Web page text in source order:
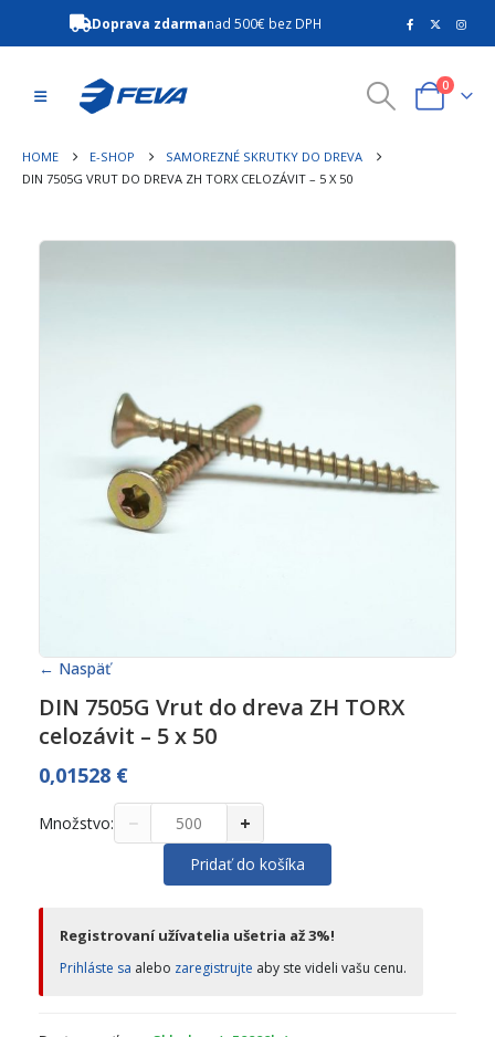
Doprava zdarmanad 500€ bez DPH
0
HOME E-SHOP
SAMOREZNÉ SKRUTKY DO DREVA
DIN 7505G VRUT DO DREVA ZH TORX CELOZÁVIT – 5 X 50
← Naspäť
DIN 7505G Vrut do dreva ZH TORX
celozávit – 5 x 50
0,01528 €
Množstvo: − +
Pridať do košíka
Registrovaní užívatelia ušetria až 3%!
Prihláste sa alebo zaregistrujte aby ste videli vašu cenu.